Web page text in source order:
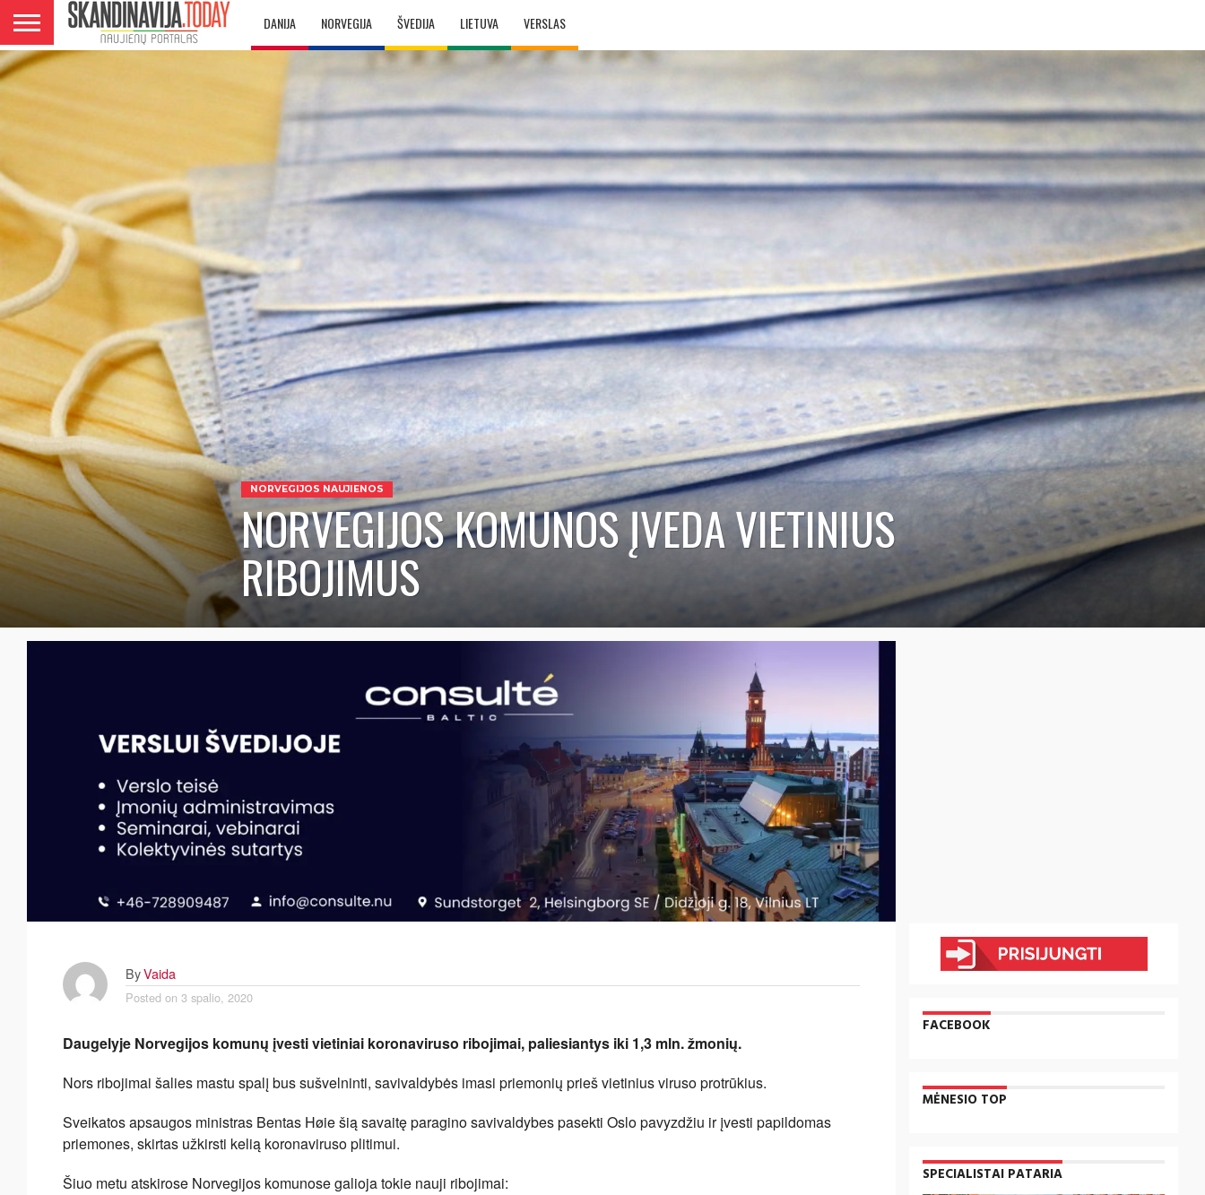
DANIJA NORVEGIJA ŠVEDIJA LIETUVA VERSLAS
NORVEGIJOS NAUJIENOS
NORVEGIJOS KOMUNOS ĮVEDA VIETINIUS
RIBOJIMUS
ByVaida
Posted on 3 spalio, 2020
Daugelyje Norvegijos komunų įvesti vietiniai koronaviruso ribojimai, paliesiantys iki 1,3 mln. žmonių.
Nors ribojimai šalies mastu spalį bus sušvelninti, savivaldybės imasi priemonių prieš vietinius viruso protrūkius.
Sveikatos apsaugos ministras Bentas Høie šią savaitę paragino savivaldybes pasekti Oslo pavyzdžiu ir įvesti papildomas
priemones, skirtas užkirsti kelią koronaviruso plitimui.
Šiuo metu atskirose Norvegijos komunose galioja tokie nauji ribojimai:
FACEBOOK
MĖNESIO TOP
SPECIALISTAI PATARIA